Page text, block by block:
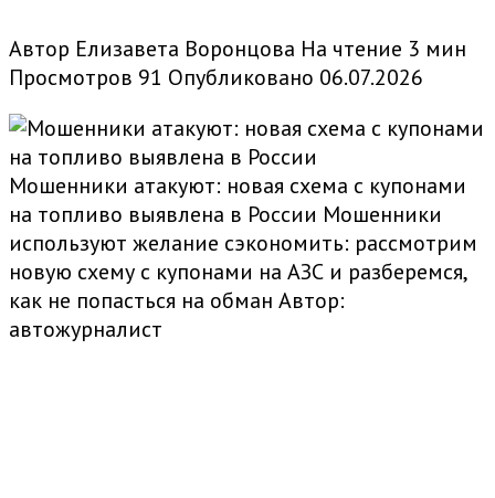
Автор Елизавета Воронцова На чтение 3 мин
Просмотров 91 Опубликовано 06.07.2026
Мошенники атакуют: новая схема с купонами
на топливо выявлена в России Мошенники
используют желание сэкономить: рассмотрим
новую схему с купонами на АЗС и разберемся,
как не попасться на обман Автор:
автожурналист